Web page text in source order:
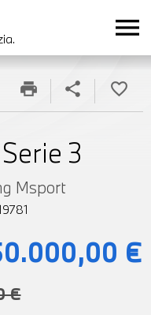
menu
Serie 3
Msport
print share favorite_border
€
€